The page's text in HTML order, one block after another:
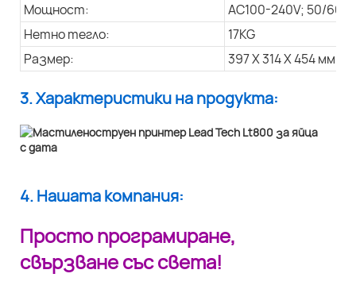
Мощност:
AC100-240V; 50/
Нетно тегло:
17KG
Размер:
397 X 314 X 454 мм
3. Характеристики на продукта:
4. Нашата компания:
Просто програмиране,
свързване със света!